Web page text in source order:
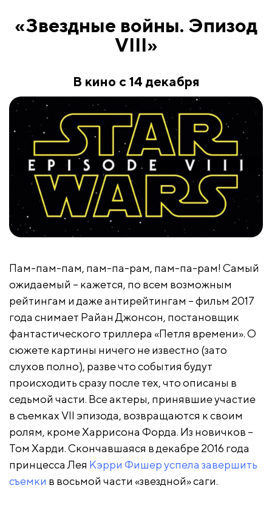
«Звездные войны. Эпизод
VIII»
В кино с 14 декабря
Пам-пам-пам, пам-па-рам, пам-па-рам! Самый
ожидаемый – кажется, по всем возможным
рейтингам и даже антирейтингам – фильм 2017
года снимает Райан Джонсон, постановщик
фантастического триллера «Петля времени». О
сюжете картины ничего не известно (зато
слухов полно), разве что события будут
происходить сразу после тех, что описаны в
седьмой части. Все актеры, принявшие участие
в съемках VII эпизода, возвращаются к своим
ролям, кроме Харрисона Форда. Из новичков –
Том Харди. Скончавшаяся в декабре 2016 года
принцесса Лея Кэрри Фишер успела завершить
съемки в восьмой части «звездной» саги.